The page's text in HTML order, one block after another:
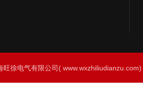
旺徐电气有限公司(